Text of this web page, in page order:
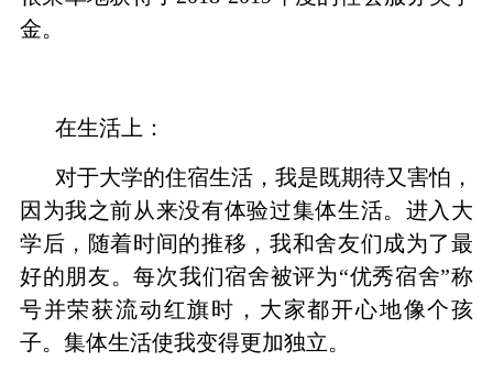
金。
在生活上：
对于大学的住宿生活，我是既期待又害怕，
因为我之前从来没有体验过集体生活。进入大
学后，随着时间的推移，我和舍友们成为了最
好的朋友。每次我们宿舍被评为“优秀宿舍”称
号并荣获流动红旗时，大家都开心地像个孩
子。集体生活使我变得更加独立。